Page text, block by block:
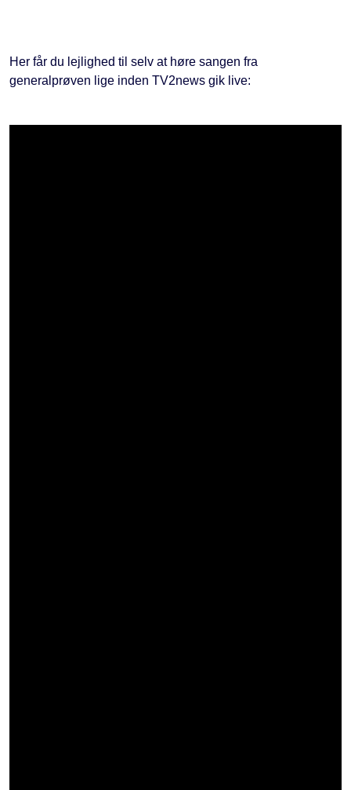
Her får du lejlighed til selv at høre sangen fra
generalprøven lige inden TV2news gik live: